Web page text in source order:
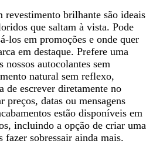
revestimento brilhante são ideais
que saltam à vista. Pode
los em promoções e onde quer
em destaque. Prefere uma
autocolantes sem
natural sem reflexo,
de escrever diretamente no
preços, datas ou mensagens
estão disponíveis em
incluindo a opção de criar uma
fazer sobressair ainda mais.